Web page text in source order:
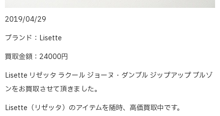
2019/04/29
ブランド：Lisette
買取金額：24000円
Lisette リゼッタ ラクール ジョーヌ・ダンブル ジップアップ ブルゾ
ンをお買取させて頂きました。
Lisette（リゼッタ）のアイテムを随時、高価買取中です。